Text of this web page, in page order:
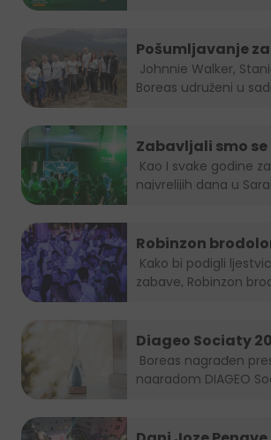
Pošumljavanje
budućnost
Boreas udruženi u
Zabavljali smo se
Summer lounge-u
najvrelijih dana u
Robinzon
zabave, Robinzon
Diageo Sociaty
nagradom DIAGEO